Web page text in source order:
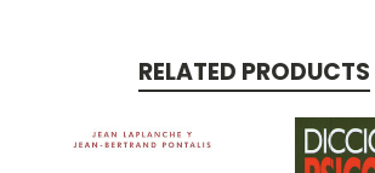
RELATED PRODUCTS